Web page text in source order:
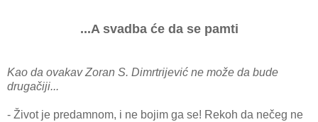
...A svadba će da se pamti
Kao da ovakav Zoran S. Dimrtrijević ne može da bude
drugačiji...
- Život je predamnom, i ne bojim ga se! Rekoh da nečeg ne